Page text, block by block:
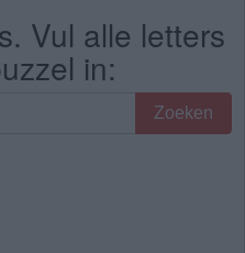
Vul alle letters
in:
Zoeken